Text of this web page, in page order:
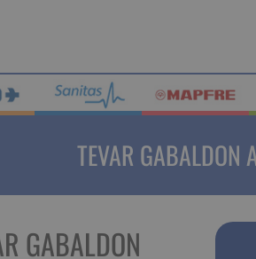
TEVAR GABALDON
GABALDON